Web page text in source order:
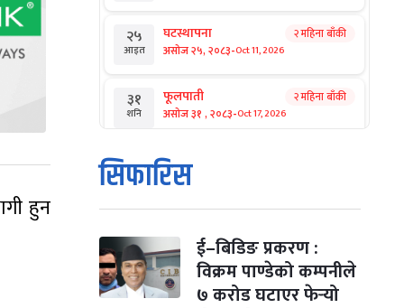
हुन
२५
आइत
घटस्थापना
असोज २५, २०८३-Oct 11, 2026
२ महिना बाँकी
३१
शनि
फूलपाती
असोज ३१ , २०८३-Oct 17, 2026
२ महिना बाँकी
१
आइत
कार्तिक सङ्क्रान्ति
कार्तिक १, २०८३
मंगल कार्तिक ३, २०८३-Oct 20, 2026
४ विजयादशमी
कार्तिक ४, २०८३ Oct 21, 2026
२ महिना बाँकी
सिफारिस
ई–बिडिङ प्रकरण :
विक्रम पाण्डेको कम्पनीले
७ करोड घटाएर फेर्‍यो